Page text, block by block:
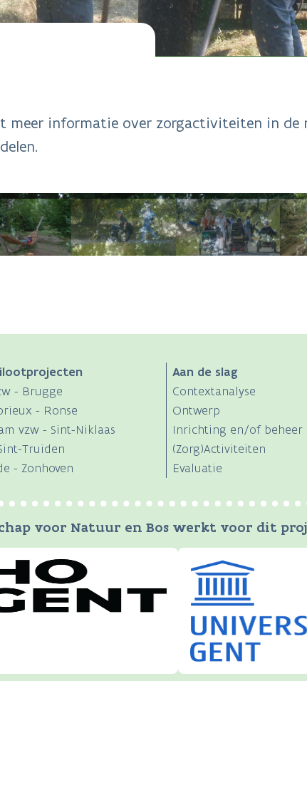
meer informatie over zorgactiviteiten in de
- Brugge
- Ronse
vzw - Sint-Niklaas
Truiden
- Zonhoven
Aan de slag
Contextanalyse
Ontwerp
Inrichting en/of beheer
(Zorg)Activiteiten
Evaluatie
voor Natuur en Bos werkt voor dit